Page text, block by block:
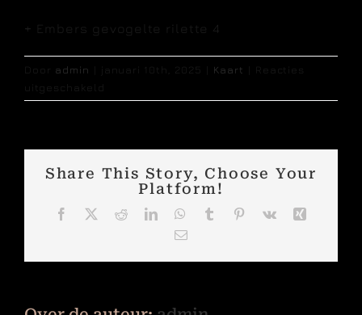
+ Embers gevogelte rilette 4
admin januari 10th, 2025 Kaart
VONKEN
Share This Story, Choose Your
Platform!
Facebook Reddit LinkedInWhatsApp
TumblrPinterest
Vk
E-